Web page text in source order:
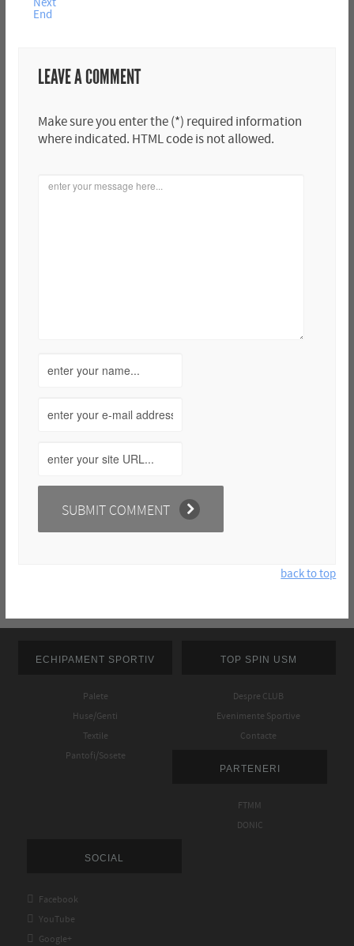
Next
End
LEAVE A COMMENT
Make sure you enter the (*) required information
where indicated. HTML code is not allowed.
back to top
ECHIPAMENT SPORTIV
Palete
Huse/Genti
Textile
Pantofi/Sosete
TOP SPIN USM
Despre CLUB
Evenimente Sportive
Contacte
PARTENERI
FTMM
DONIC
SOCIAL
 Facebook
 YouTube
 Google+